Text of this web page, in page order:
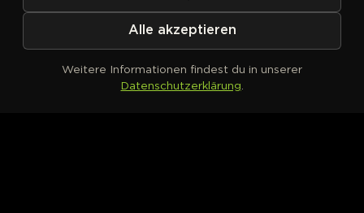
Kein Produkt definiert
Alle akzeptieren
Weitere Informationen findest du in unserer
Datenschutzerklärung